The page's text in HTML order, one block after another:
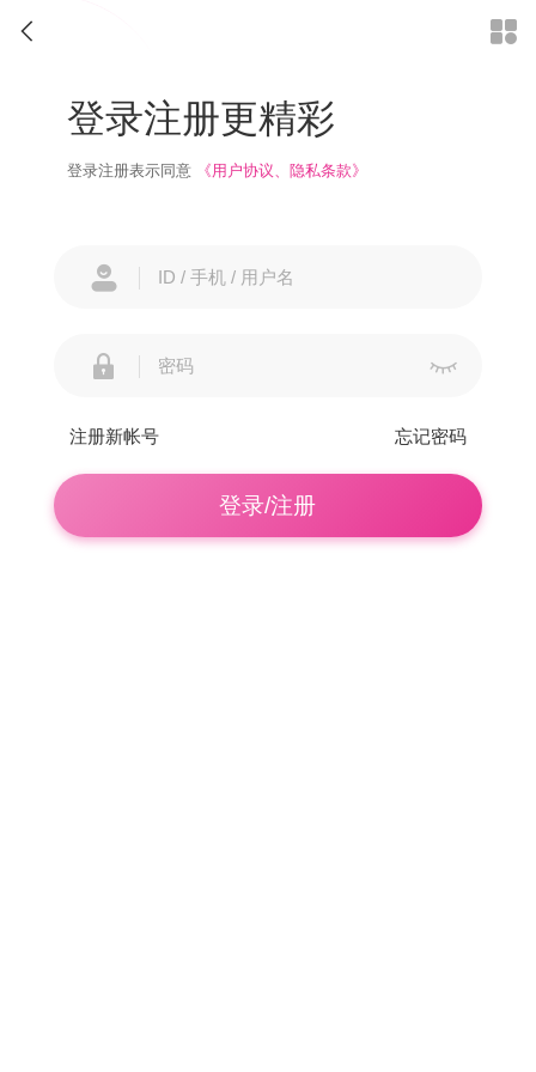

登录注册更精彩
登录注册表示同意 《用户协议、隐私条款》

 
注册新帐号 忘记密码
登录/注册
